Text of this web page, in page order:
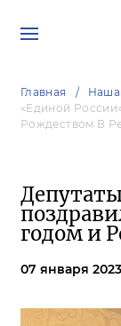
Главная Наша
«Единой
Рождеством В
годом и
07 января